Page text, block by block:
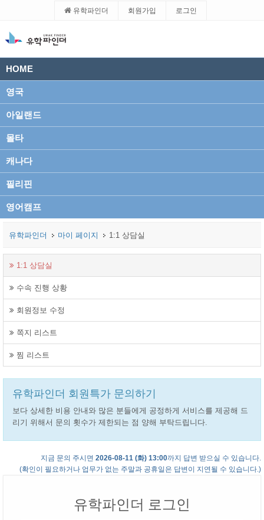
유학파인더 회원가입 로그인
HOME
영국
아일랜드
몰타
캐나다
필리핀
영어캠프
유학파인더 마이 페이지 1:1 상담실
1:1 상담실
수속 진행 상황
회원정보 수정
쪽지 리스트
찜 리스트
유학파인더 회원특가 문의하기
보다 상세한 비용 안내와 많은 분들에게 공정하게 서비스를 제공해 드
리기 위해서 문의 횟수가 제한되는 점 양해 부탁드립니다.
지금 문의 주시면 2026-08-11 (화) 13:00까지 답변 받으실 수 있습니다.
(확인이 필요하거나 업무가 없는 주말과 공휴일은 답변이 지연될 수 있습니다.)
유학파인더 로그인